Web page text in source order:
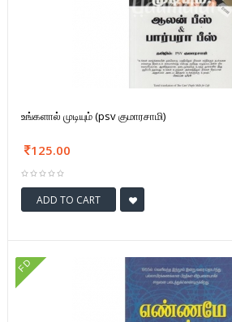
உங்களால் முடியும் (psv குமாரசாமி)
125.00
ADD TO CART
FD